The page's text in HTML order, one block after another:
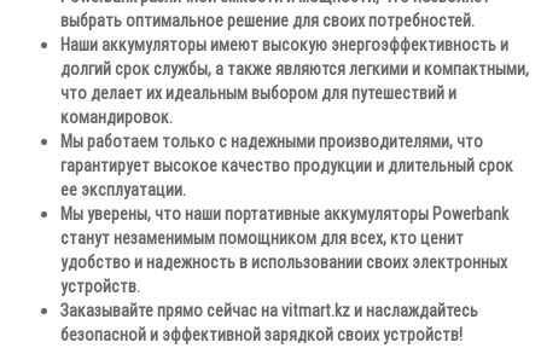
выбрать оптимальное решение для своих потребностей.
Наши аккумуляторы имеют высокую энергоэффективность и
долгий срок службы, а также являются легкими и компактными,
что делает их идеальным выбором для путешествий и
командировок.
Мы работаем только с надежными производителями, что
гарантирует высокое качество продукции и длительный срок
ее эксплуатации.
Мы уверены, что наши портативные аккумуляторы Powerbank
станут незаменимым помощником для всех, кто ценит
удобство и надежность в использовании своих электронных
устройств.
Заказывайте прямо сейчас на vitmart.kz и наслаждайтесь
безопасной и эффективной зарядкой своих устройств!